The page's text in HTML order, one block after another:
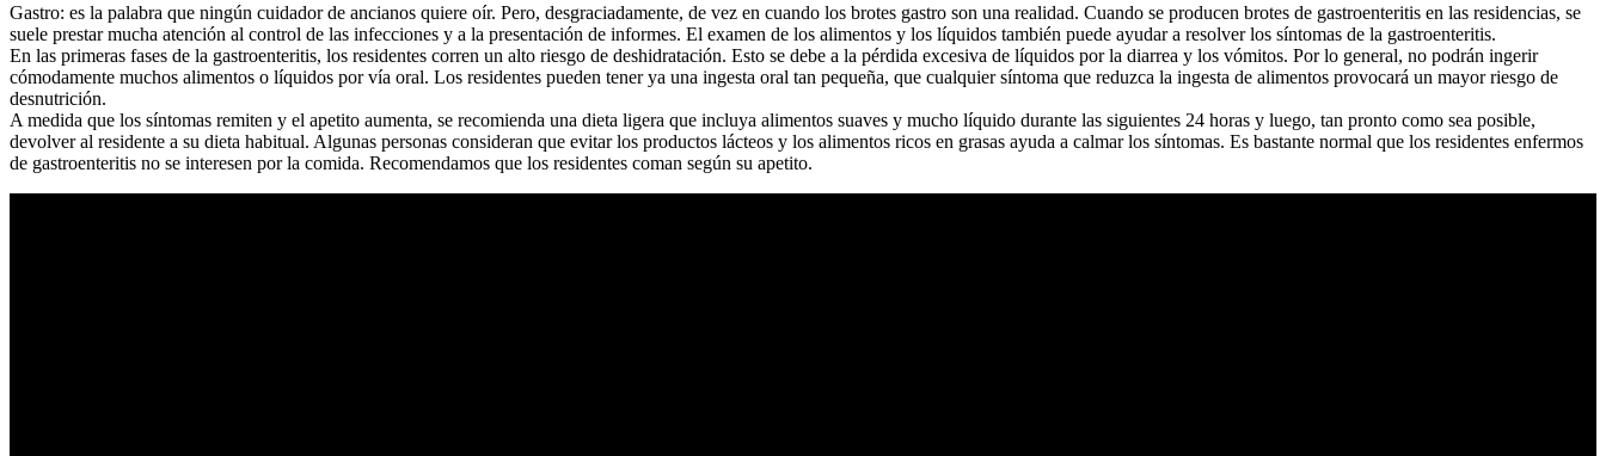
Gastro: es la palabra que ningún cuidador de ancianos quiere oír. Pero, desgraciadamente, de vez en cuando los brotes gastro son una realidad. Cuando se producen brotes de gastroenteritis en las residencias, se
suele prestar mucha atención al control de las infecciones y a la presentación de informes. El examen de los alimentos y los líquidos también puede ayudar a resolver los síntomas de la gastroenteritis.
En las primeras fases de la gastroenteritis, los residentes corren un alto riesgo de deshidratación. Esto se debe a la pérdida excesiva de líquidos por la diarrea y los vómitos. Por lo general, no podrán ingerir
cómodamente muchos alimentos o líquidos por vía oral. Los residentes pueden tener ya una ingesta oral tan pequeña, que cualquier síntoma que reduzca la ingesta de alimentos provocará un mayor riesgo de
desnutrición.
A medida que los síntomas remiten y el apetito aumenta, se recomienda una dieta ligera que incluya alimentos suaves y mucho líquido durante las siguientes 24 horas y luego, tan pronto como sea posible,
devolver al residente a su dieta habitual. Algunas personas consideran que evitar los productos lácteos y los alimentos ricos en grasas ayuda a calmar los síntomas. Es bastante normal que los residentes enfermos
de gastroenteritis no se interesen por la comida. Recomendamos que los residentes coman según su apetito.